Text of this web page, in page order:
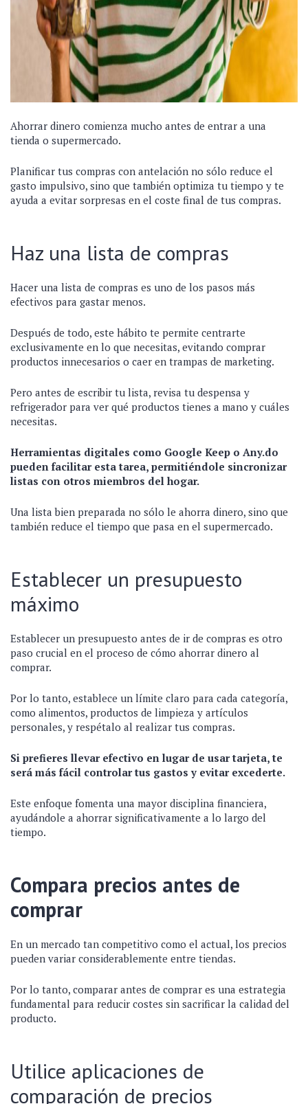
Ahorrar dinero comienza mucho antes de entrar a una
tienda o supermercado.
Planificar tus compras con antelación no sólo reduce el
gasto impulsivo, sino que también optimiza tu tiempo y te
ayuda a evitar sorpresas en el coste final de tus compras.
Haz una lista de compras
Hacer una lista de compras es uno de los pasos más
efectivos para gastar menos.
Después de todo, este hábito te permite centrarte
exclusivamente en lo que necesitas, evitando comprar
productos innecesarios o caer en trampas de marketing.
Pero antes de escribir tu lista, revisa tu despensa y
refrigerador para ver qué productos tienes a mano y cuáles
necesitas.
Herramientas digitales como Google Keep o Any.do
pueden facilitar esta tarea, permitiéndole sincronizar
listas con otros miembros del hogar.
Una lista bien preparada no sólo le ahorra dinero, sino que
también reduce el tiempo que pasa en el supermercado.
Establecer un presupuesto
máximo
Establecer un presupuesto antes de ir de compras es otro
paso crucial en el proceso de cómo ahorrar dinero al
comprar.
Por lo tanto, establece un límite claro para cada categoría,
como alimentos, productos de limpieza y artículos
personales, y respétalo al realizar tus compras.
Si prefieres llevar efectivo en lugar de usar tarjeta, te
será más fácil controlar tus gastos y evitar excederte.
Este enfoque fomenta una mayor disciplina financiera,
ayudándole a ahorrar significativamente a lo largo del
tiempo.
Compara precios antes de
comprar
En un mercado tan competitivo como el actual, los precios
pueden variar considerablemente entre tiendas.
Por lo tanto, comparar antes de comprar es una estrategia
fundamental para reducir costes sin sacrificar la calidad del
producto.
Utilice aplicaciones de
comparación de precios